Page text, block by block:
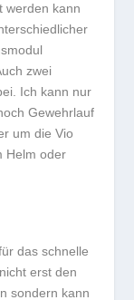
werden kann
zwei
Ich kann nur
Gewehrlauf
um die Vio
Helm oder
das schnelle
erst den
sondern kann